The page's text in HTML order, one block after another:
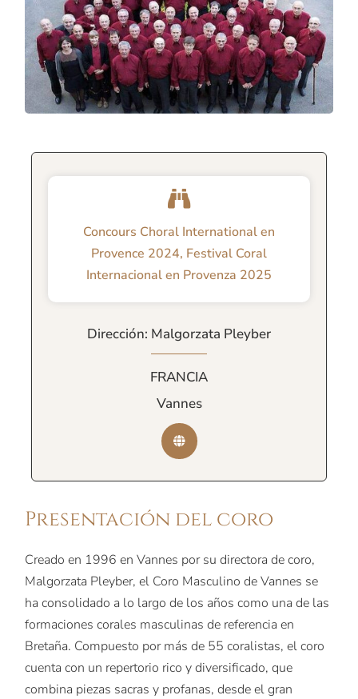
Presentación del coro
Creado en 1996 en Vannes por su directora de coro,
Malgorzata Pleyber, el Coro Masculino de Vannes se
ha consolidado a lo largo de los años como una de las
formaciones corales masculinas de referencia en
Bretaña. Compuesto por más de 55 coralistas, el coro
cuenta con un repertorio rico y diversificado, que
combina piezas sacras y profanas, desde el gran
Concours Choral International en
Provence 2024, Festival Coral
Internacional en Provenza 2025
Dirección: Malgorzata Pleyber
FRANCIA
Vannes